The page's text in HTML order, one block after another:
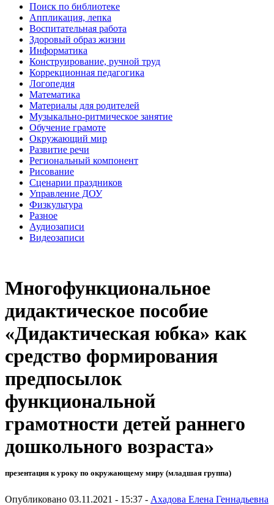
Поиск по библиотеке
Аппликация, лепка
Воспитательная работа
Здоровый образ жизни
Информатика
Конструирование, ручной труд
Коррекционная педагогика
Логопедия
Математика
Материалы для родителей
Музыкально-ритмическое занятие
Обучение грамоте
Окружающий мир
Развитие речи
Региональный компонент
Рисование
Сценарии праздников
Управление ДОУ
Физкультура
Разное
Аудиозаписи
Видеозаписи
Многофункциональное
дидактическое пособие
«Дидактическая юбка» как
средство формирования
предпосылок
функциональной
грамотности детей раннего
дошкольного возраста»
презентация к уроку по окружающему миру (младшая группа)
Опубликовано 03.11.2021 - 15:37 - Ахадова Елена Геннадьевна